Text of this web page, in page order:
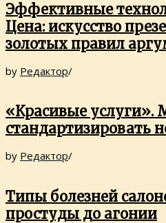
Эффективные
Цена: искусство
золотых правил
by Редактор/
«Красивые услуги».
стандартизировать
by Редактор/
Типы болезней
простуды до агонии